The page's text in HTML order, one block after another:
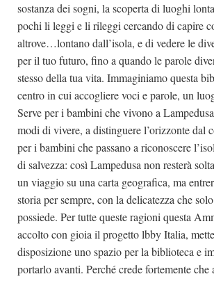
sostanza dei sogni, la scoperta di luoghi
pochi li leggi e li rileggi cercando di capire
altrove…lontano dall’isola, e di vedere le
per il tuo futuro, fino a quando le parole
stesso della tua vita. Immaginiamo questa
centro in cui accogliere voci e parole, un
Serve per i bambini che vivono a
modi di vivere, a distinguere l’orizzonte dal
per i bambini che passano a riconoscere
di salvezza: così Lampedusa non resterà
un viaggio su una carta geografica, ma
storia per sempre, con la delicatezza che
possiede. Per tutte queste ragioni questa
accolto con gioia il progetto lbby Italia,
disposizione uno spazio per la biblioteca e
portarlo avanti. Perché crede fortemente che